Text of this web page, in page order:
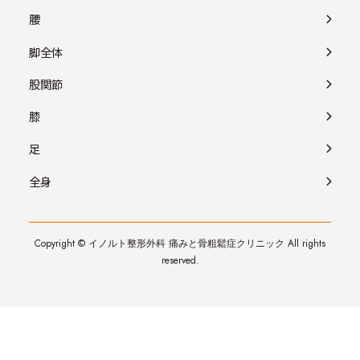
腰
脚全体
股関節
膝
足
全身
Copyright © イノルト整形外科 痛みと骨粗鬆症クリニック All rights
reserved.